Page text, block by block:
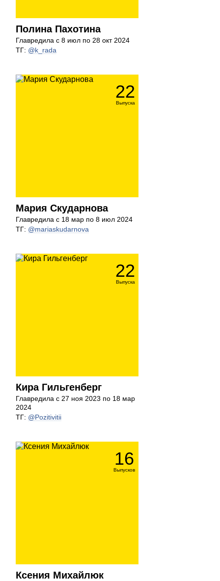
Полина Пахотина
Главредила с 8 июл по 28 окт 2024
ТГ: @k_rada
22
Выпуска
Мария Скударнова
Главредила с 18 мар по 8 июл 2024
ТГ: @mariaskudarnova
22
Выпуска
Кира Гильгенберг
Главредила с 27 ноя 2023 по 18 мар
2024
ТГ: @Pozitivitii
16
Выпусков
Ксения Михайлюк